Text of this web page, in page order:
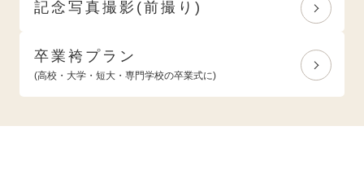
記念写真撮影(前撮り)
卒業袴プラン
(高校・大学・短大・専門学校の卒業式に)